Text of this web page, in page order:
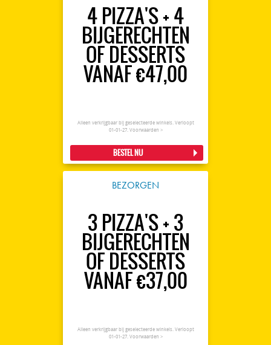
4 PIZZA'S + 4
BIJGERECHTEN
OF DESSERTS
VANAF €47,00
Alleen verkrijgbaar bij geselecteerde winkels. Verloopt
01-01-27. Voorwaarden >
BESTEL NU
BEZORGEN
3 PIZZA'S + 3
BIJGERECHTEN
OF DESSERTS
VANAF €37,00
Alleen verkrijgbaar bij geselecteerde winkels. Verloopt
01-01-27. Voorwaarden >